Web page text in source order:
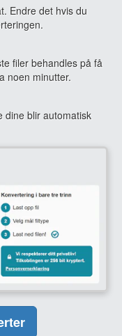
Endre det hvis du
filer behandles på få
noen minutter.
dine blir automatisk